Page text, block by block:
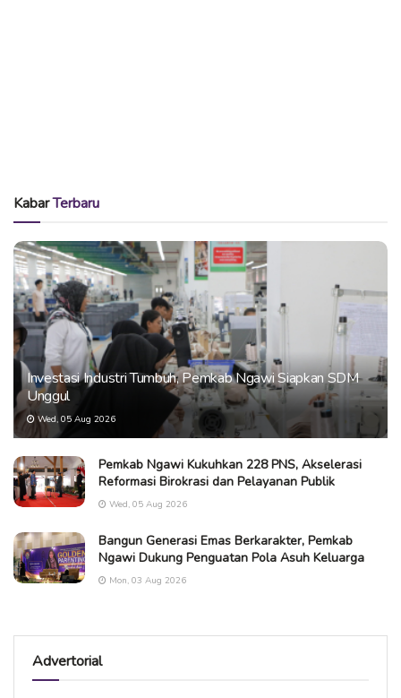
KabarTerbaru
Investasi Industri Tumbuh, Pemkab Ngawi Siapkan SDM
Unggul
Wed, 05 Aug 2026
Pemkab Ngawi Kukuhkan 228 PNS, Akselerasi
Reformasi Birokrasi dan Pelayanan Publik
Wed, 05 Aug 2026
Bangun Generasi Emas Berkarakter, Pemkab
Ngawi Dukung Penguatan Pola Asuh Keluarga
Mon, 03 Aug 2026
Advertorial